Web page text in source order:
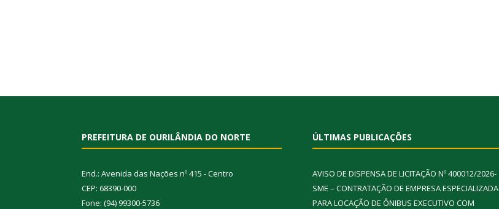
PREFEITURA DE OURILÂNDIA DO NORTE
End.: Avenida das Nações nº 415 - Centro
CEP: 68390-000
Fone: (94) 99300-5736
ÚLTIMAS PUBLICAÇÕES
AVISO DE DISPENSA DE LICITAÇÃO Nº 400012/2026-
SME – CONTRATAÇÃO DE EMPRESA ESPECIALIZADA
PARA LOCAÇÃO DE ÔNIBUS EXECUTIVO COM